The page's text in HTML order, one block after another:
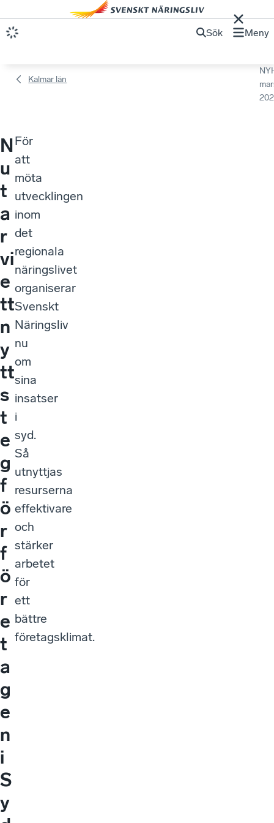
Sök Meny
Kalmar län
N
u
t
a
r
vi
e
tt
n
y
tt
s
t
e
g
f
ö
r
f
ö
r
e
t
a
g
e
n
i
S
y
För
att
möta
utvecklingen
inom
det
regionala
näringslivet
organiserar
Svenskt
Näringsliv
nu
om
sina
insatser
i
syd.
Så
utnyttjas
resurserna
effektivare
och
stärker
arbetet
för
ett
bättre
företagsklimat.